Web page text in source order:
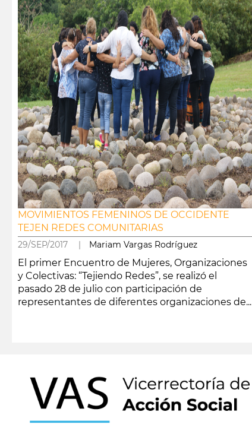
MOVIMIENTOS FEMENINOS DE OCCIDENTE
TEJEN REDES COMUNITARIAS
29/SEP/2017 | Mariam Vargas Rodríguez
El primer Encuentro de Mujeres, Organizaciones
y Colectivas: “Tejiendo Redes”, se realizó el
pasado 28 de julio con participación de
representantes de diferentes organizaciones de...